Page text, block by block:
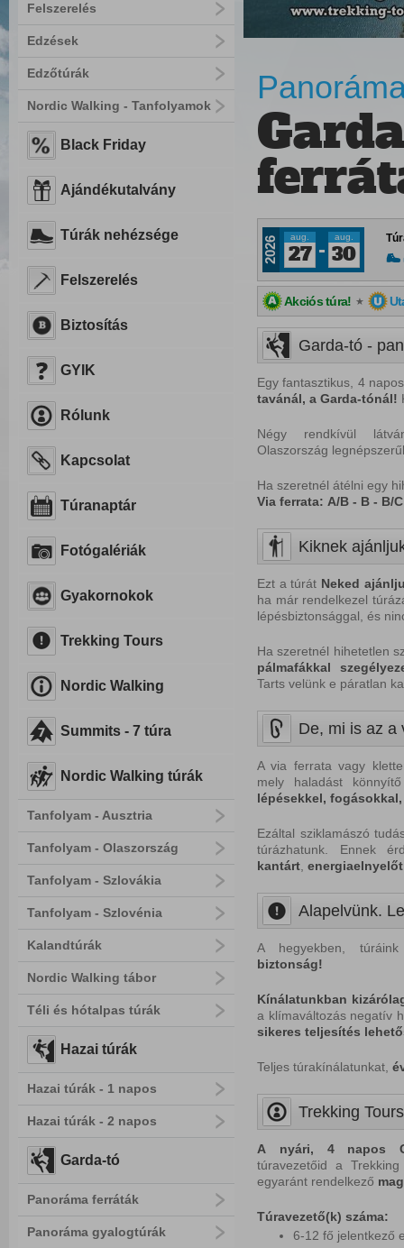
Felszerelés
Edzések
Edzőtúrák
Nordic Walking - Tanfolyamok
Black Friday
Ajándékutalvány
Túrák nehézsége
Felszerelés
Biztosítás
GYIK
Rólunk
Kapcsolat
Túranaptár
Fotógalériák
Gyakornokok
Trekking Tours
Nordic Walking
Summits - 7 túra
Nordic Walking túrák
Tanfolyam - Ausztria
Tanfolyam - Olaszország
Tanfolyam - Szlovákia
Tanfolyam - Szlovénia
Kalandtúrák
Nordic Walking tábor
Téli és hótalpas túrák
Hazai túrák
Hazai túrák - 1 napos
Hazai túrák - 2 napos
Garda-tó
Panoráma ferráták
Panoráma gyalogtúrák
2026 aug.
27
aug.
30
Akciós túra! ★
Garda-tó -
Egy fantasztikus, 4 napos
tavánál, a Garda-tónál!
Négy rendkívül
Olaszország
Ha szeretnél átélni egy
Via ferrata: A/B - B - B/
Kiknek
Ezt a túrát Neked
ha már rendelkezel
lépésbiztonsággal, és
Ha szeretnél hihetetlen
pálmafákkal
Tarts velünk e páratlan
De, mi is az a
A via ferrata vagy
mely haladást
lépésekkel,
Ezáltal sziklamászó
túrázhatunk. Ennek
kantárt
Alapelvünk.
A hegyekben,
biztonság!
Kínálatunkban
a klímaváltozás negatív
sikeres teljesítés
Teljes túrakínálatunkat,
Trekking
A nyári, 4 napos
túravezetőid a
egyaránt rendelkező
Túravezető(k) száma:
6-12 fő jelentkező